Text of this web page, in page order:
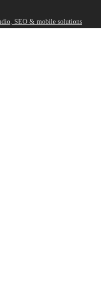
SEO & mobile solutions